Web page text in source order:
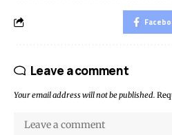
Leave a comment
Your email address will not be published.